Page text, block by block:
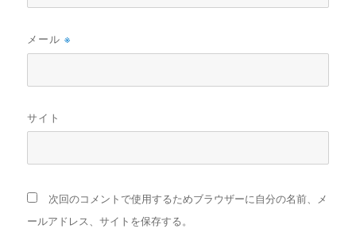
メール※
サイト
次回のコメントで使用するためブラウザーに自分の名前、メ
ールアドレス、サイトを保存する。